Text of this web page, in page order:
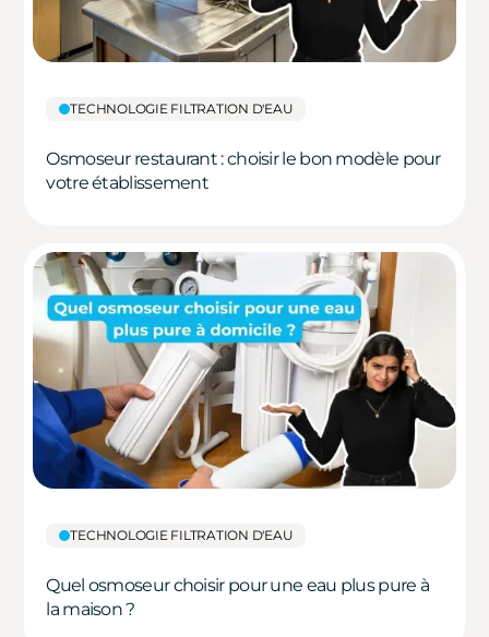
TECHNOLOGIE FILTRATION D'EAU
Osmoseur restaurant : choisir le bon modèle pour
votre établissement
TECHNOLOGIE FILTRATION D'EAU
Quel osmoseur choisir pour une eau plus pure à
la maison ?